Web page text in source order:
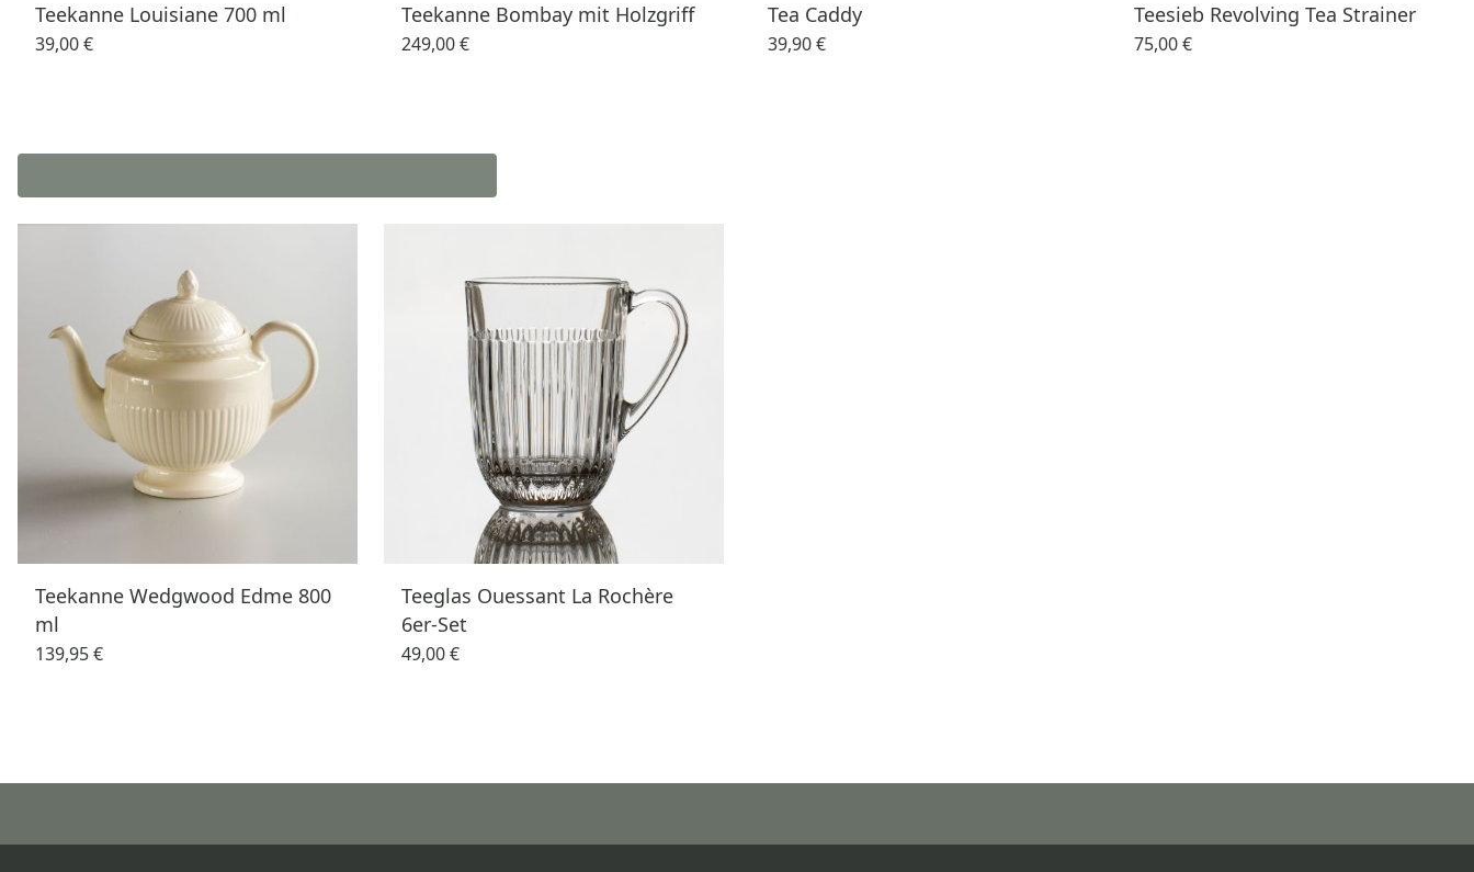
Teekanne Louisiane 700 ml
39,00 €
Teekanne Bombay mit Holzgriff
249,00 €
Tea Caddy
39,90 €
Teesieb Revolving Tea Strainer
75,00 €
Teekanne Wedgwood Edme 800
ml
139,95 €
Teeglas Ouessant La Rochère
6er-Set
49,00 €